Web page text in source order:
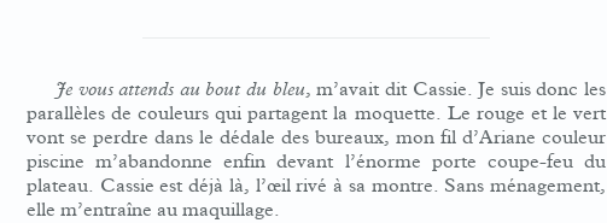
Je vous attends au bout du bleu, m’avait dit Cassie. Je suis donc les
parallèles de couleurs qui partagent la moquette. Le rouge et le vert
vont se perdre dans le dédale des bureaux, mon fil d’Ariane couleur
piscine m’abandonne enfin devant l’énorme porte coupe-feu du
plateau. Cassie est déjà là, l’œil rivé à sa montre. Sans ménagement,
elle m’entraîne au maquillage.